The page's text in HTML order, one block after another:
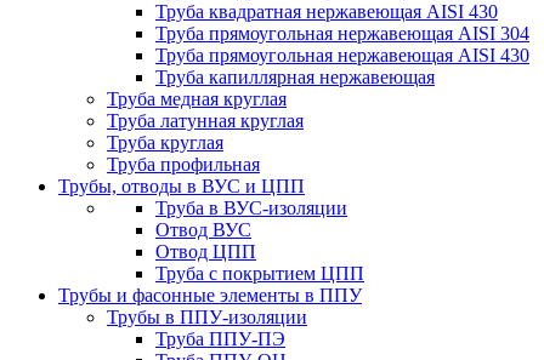
Труба квадратная нержавеющая AISI 430
Труба прямоугольная нержавеющая AISI 304
Труба прямоугольная нержавеющая AISI 430
Труба капиллярная нержавеющая
Труба медная круглая
Труба латунная круглая
Труба круглая
Труба профильная
Трубы, отводы в ВУС и ЦПП
Труба в ВУС-изоляции
Отвод ВУС
Отвод ЦПП
Труба с покрытием ЦПП
Трубы и фасонные элементы в ППУ
Трубы в ППУ-изоляции
Труба ППУ-ПЭ